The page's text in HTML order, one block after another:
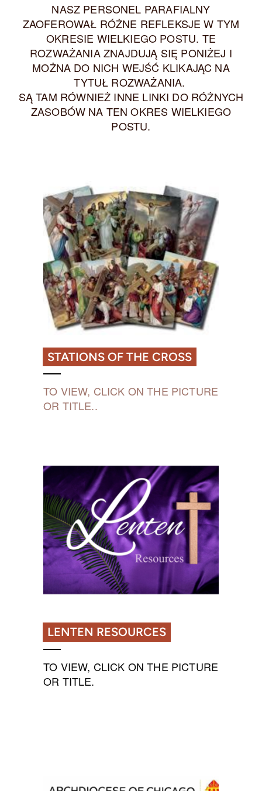
NASZ PERSONEL PARAFIALNY
ZAOFEROWAŁ RÓŻNE REFLEKSJE W TYM
OKRESIE WIELKIEGO POSTU. TE
ROZWAŻANIA ZNAJDUJĄ SIĘ PONIŻEJ I
MOŻNA DO NICH WEJŚĆ KLIKAJĄC NA
TYTUŁ ROZWAŻANIA.
SĄ TAM RÓWNIEŻ INNE LINKI DO RÓŻNYCH
ZASOBÓW NA TEN OKRES WIELKIEGO
POSTU.
STATIONS OF THE CROSS
TO VIEW, CLICK ON THE PICTURE
OR TITLE..
LENTEN RESOURCES
TO VIEW, CLICK ON THE PICTURE
OR TITLE.